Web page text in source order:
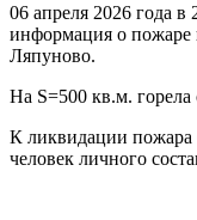
06 апреля 2026 года в
информация о пожаре
Ляпуново.
На S=500 кв.м. горела
К ликвидации пожара
человек личного